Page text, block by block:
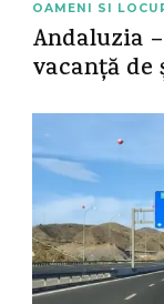
OAMENI SI
Andaluzia
vacanță de